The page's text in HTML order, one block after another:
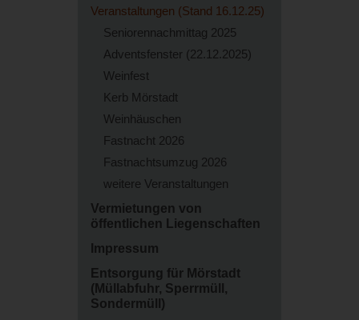
Veranstaltungen (Stand 16.12.25)
Seniorennachmittag 2025
Adventsfenster (22.12.2025)
Weinfest
Kerb Mörstadt
Weinhäuschen
Fastnacht 2026
Fastnachtsumzug 2026
weitere Veranstaltungen
Vermietungen von
öffentlichen Liegenschaften
Impressum
Entsorgung für Mörstadt
(Müllabfuhr, Sperrmüll,
Sondermüll)